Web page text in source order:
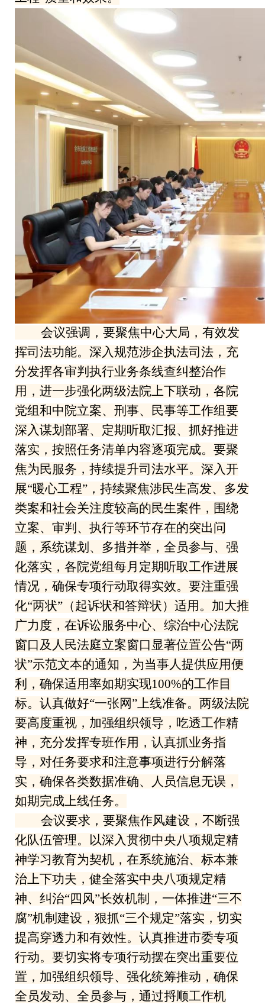
会议强调，要聚焦中心大局，有效发
挥司法功能。深入规范涉企执法司法，充
分发挥各审判执行业务条线查纠整治作
用，进一步强化两级法院上下联动，各院
党组和中院立案、刑事、民事等工作组要
深入谋划部署、定期听取汇报、抓好推进
落实，按照任务清单内容逐项完成。要聚
焦为民服务，持续提升司法水平。深入开
展“暖心工程”，持续聚焦涉民生高发、多发
类案和社会关注度较高的民生案件，围绕
立案、审判、执行等环节存在的突出问
题，系统谋划、多措并举，全员参与、强
化落实，各院党组每月定期听取工作进展
情况，确保专项行动取得实效。要注重强
化“两状”（起诉状和答辩状）适用。加大推
广力度，在诉讼服务中心、综治中心法院
窗口及人民法庭立案窗口显著位置公告“两
状”示范文本的通知，为当事人提供应用便
利，确保适用率如期实现100%的工作目
标。认真做好“一张网”上线准备。两级法院
要高度重视，加强组织领导，吃透工作精
神，充分发挥专班作用，认真抓业务指
导，对任务要求和注意事项进行分解落
实，确保各类数据准确、人员信息无误，
如期完成上线任务。
会议要求，要聚焦作风建设，不断强
化队伍管理。以深入贯彻中央八项规定精
神学习教育为契机，在系统施治、标本兼
治上下功夫，健全落实中央八项规定精
神、纠治“四风”长效机制，一体推进“三不
腐”机制建设，狠抓“三个规定”落实，切实
提高穿透力和有效性。认真推进市委专项
行动。要切实将专项行动摆在突出重要位
置，加强组织领导、强化统筹推动，确保
全员发动、全员参与，通过捋顺工作机